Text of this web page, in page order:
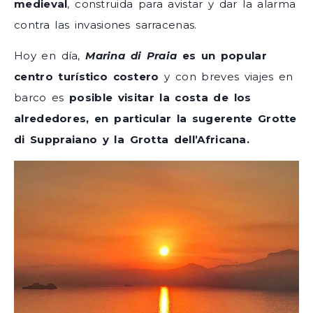
medieval, construida para avistar y dar la alarma
contra las invasiones sarracenas.
Hoy en día,Marina di Praia es un popular
centro turístico costero y con breves viajes en
barco es posible visitar la costa de los
alrededores, en particular la sugerente Grotte
di Suppraiano y la Grotta dell’Africana.